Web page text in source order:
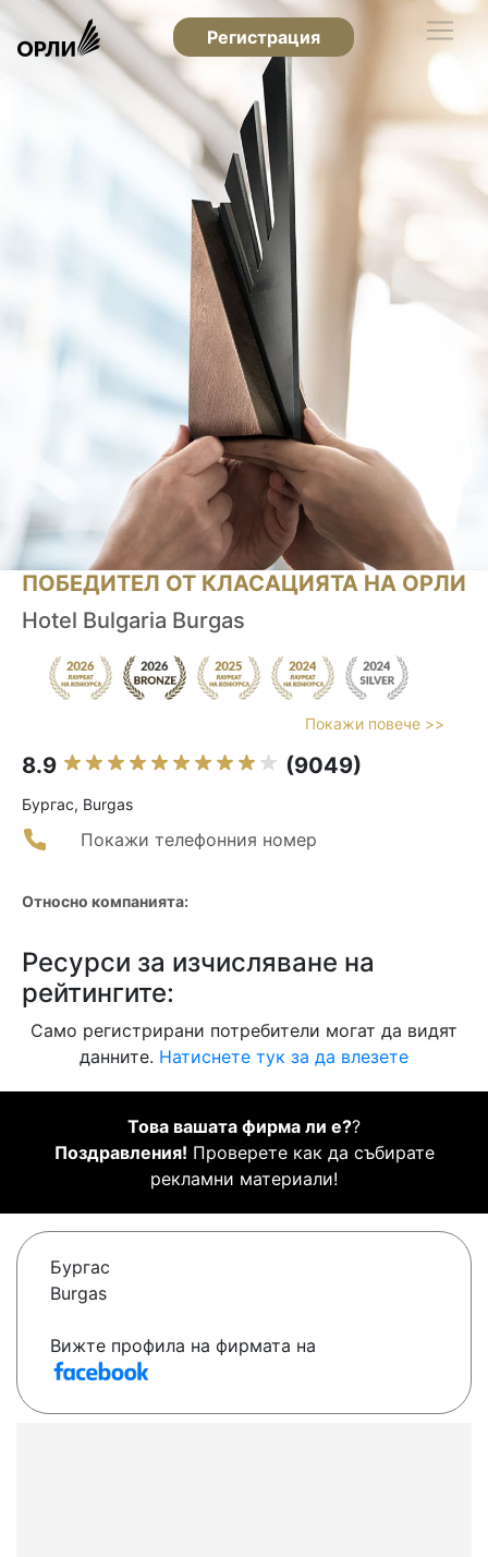
Регистрация
ПОБЕДИТЕЛ ОТ КЛАСАЦИЯТА НА ОРЛИ
Hotel Bulgaria Burgas
Покажи повече >>
8.9 (9049)
Бургас, Burgas
Покажи телефонния номер
Относно компанията:
Ресурси за изчисляване на
рейтингите:
Само регистрирани потребители могат да видят
данните. Натиснете тук за да влезете
Това вашата фирма ли е??
Поздравления! Проверете как да събирате
рекламни материали!
Бургас
Burgas
Вижте профила на фирмата на